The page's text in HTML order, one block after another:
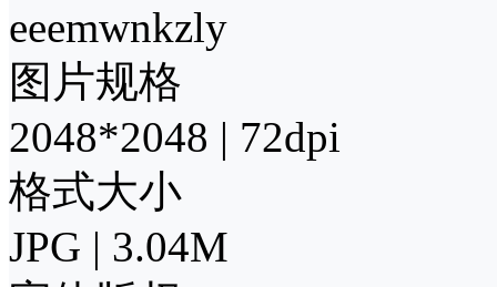
eeemwnkzly
图片规格
2048*2048 | 72dpi
格式大小
JPG | 3.04M